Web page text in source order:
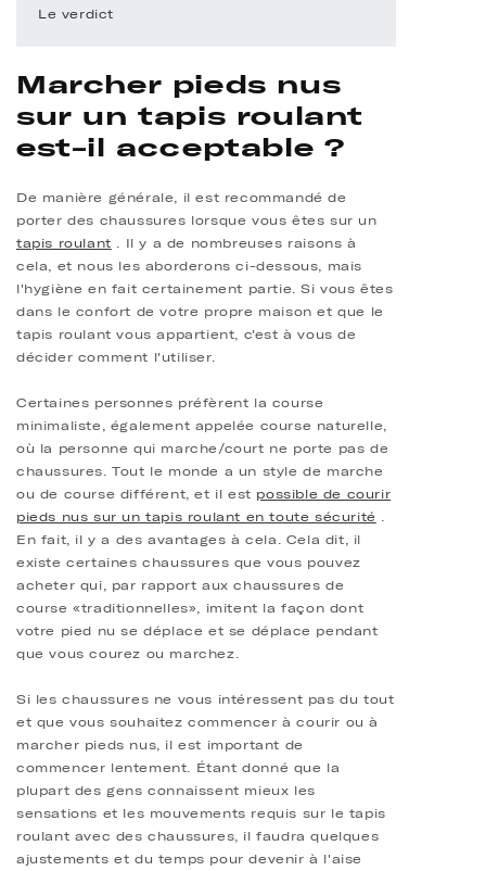
Le verdict
Marcher pieds nus
sur un tapis roulant
est-il acceptable ?
De manière générale, il est recommandé de
porter des chaussures lorsque vous êtes sur un
tapis roulant . Il y a de nombreuses raisons à
cela, et nous les aborderons ci-dessous, mais
l'hygiène en fait certainement partie. Si vous êtes
dans le confort de votre propre maison et que le
tapis roulant vous appartient, c'est à vous de
décider comment l'utiliser.
Certaines personnes préfèrent la course
minimaliste, également appelée course naturelle,
où la personne qui marche/court ne porte pas de
chaussures. Tout le monde a un style de marche
ou de course différent, et il est possible de courir
pieds nus sur un tapis roulant en toute sécurité
En fait, il y a des avantages à cela. Cela dit, il
existe certaines chaussures que vous pouvez
acheter qui, par rapport aux chaussures de
course «traditionnelles», imitent la façon dont
votre pied nu se déplace et se déplace pendant
que vous courez ou marchez.
Si les chaussures ne vous intéressent pas du tout
et que vous souhaitez commencer à courir ou à
marcher pieds nus, il est important de
commencer lentement. Étant donné que la
plupart des gens connaissent mieux les
sensations et les mouvements requis sur le tapis
roulant avec des chaussures, il faudra quelques
ajustements et du temps pour devenir à l'aise